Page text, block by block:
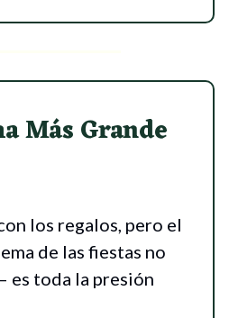
Más Grande
los regalos, pero el
de las fiestas no
es toda la presión